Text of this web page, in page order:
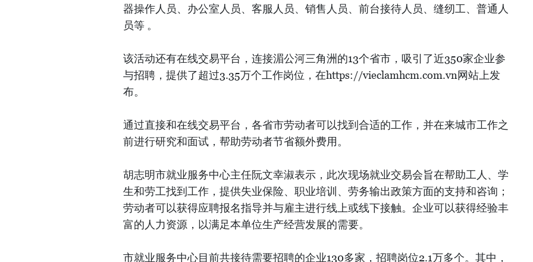
器操作人员、办公室人员、客服人员、销售人员、前台接待人员、缝纫工、普通人
员等 。
该活动还有在线交易平台，连接湄公河三角洲的13个省市，吸引了近350家企业参
与招聘，提供了超过3.35万个工作岗位，在https://vieclamhcm.com.vn网站上发
布。
通过直接和在线交易平台，各省市劳动者可以找到合适的工作，并在来城市工作之
前进行研究和面试，帮助劳动者节省额外费用。
胡志明市就业服务中心主任阮文幸淑表示，此次现场就业交易会旨在帮助工人、学
生和劳工找到工作，提供失业保险、职业培训、劳务输出政策方面的支持和咨询；
劳动者可以获得应聘报名指导并与雇主进行线上或线下接触。企业可以获得经验丰
富的人力资源，以满足本单位生产经营发展的需要。
市就业服务中心目前共接待需要招聘的企业130多家，招聘岗位2.1万多个。其中，